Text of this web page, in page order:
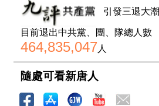
引發三退大潮
目前退出中共黨、團、隊總人數
464,835,047人
隨處可看新唐人